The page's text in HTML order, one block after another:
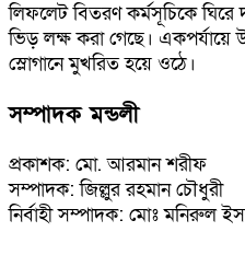
লিফলেট বিতরণ কর্মসূচিকে ঘিরে
ভিড় লক্ষ করা গেছে। একপর্যায়ে
স্লোগানে মুখরিত হয়ে ওঠে।
সম্পাদক মন্ডলী
প্রকাশক: মো. আরমান শরীফ
সম্পাদক: জিল্লুর রহমান চৌধুরী
নির্বাহী সম্পাদক: মোঃ মনিরুল